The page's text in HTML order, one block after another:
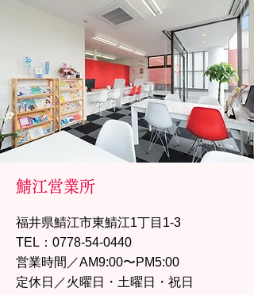
鯖江営業所
福井県鯖江市東鯖江1丁目1-3
TEL：0778-54-0440
営業時間／AM9:00〜PM5:00
定休日／火曜日・土曜日・祝日